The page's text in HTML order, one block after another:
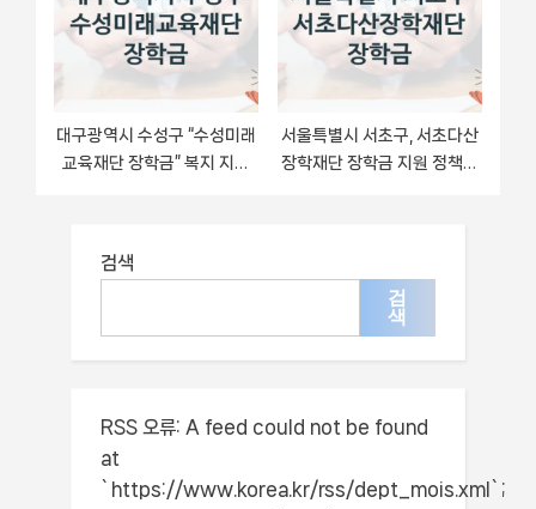
대구광역시 수성구 “수성미래
교육재단 장학금” 복지 지원
서울특별시 서초구, 서초다산
장학재단 장학금 지원 정책정
검색
검
색
RSS 오류: A feed could not be found
at
`https://www.korea.kr/rss/dept_mois.xml`;